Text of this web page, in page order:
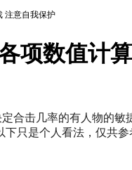
注意自我保护
项数值计算
击几率的有人物的敏
只是个人看法，仅共参